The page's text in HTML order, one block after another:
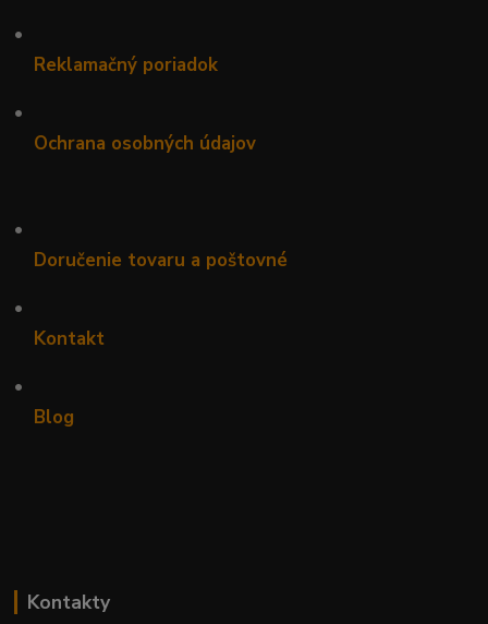
•
Reklamačný poriadok
•
Ochrana osobných údajov
•
Doručenie tovaru a poštovné
•
Kontakt
•
Blog
Kontakty